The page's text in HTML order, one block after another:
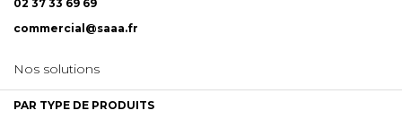
02 37 33 69 69
commercial@saaa.fr
Nos solutions
PAR TYPE DE PRODUITS